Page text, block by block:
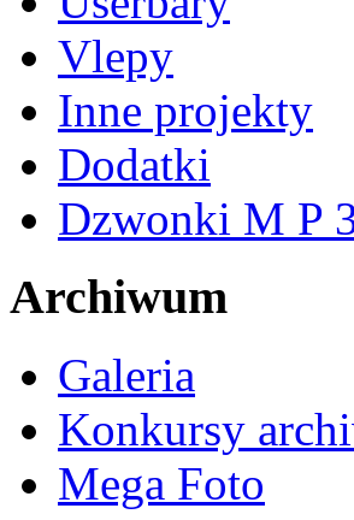
Vlepy
Inne projekty
Dodatki
Dzwonki M P
Archiwum
Galeria
Konkursy
Mega Foto